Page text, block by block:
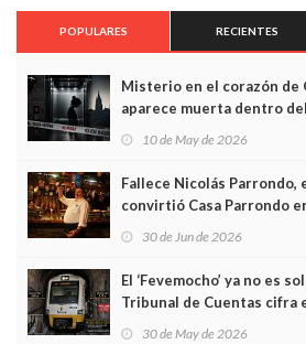
POPULARES RECIENTES
Misterio en el corazón de
aparece muerta dentro
edificio y las cámaras
10 de May de 2026
Fallece Nicolás Parrondo,
convirtió Casa Parrondo
Asturias en Madrid
30 de Jun de 2026
El ‘Fevemocho’ ya no es
Tribunal de Cuentas cifra
sobrecoste de los trenes
30 de May de 2026